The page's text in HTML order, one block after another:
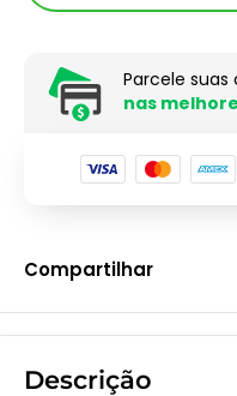
Parcele suas
nas
Compartilhar
Descrição